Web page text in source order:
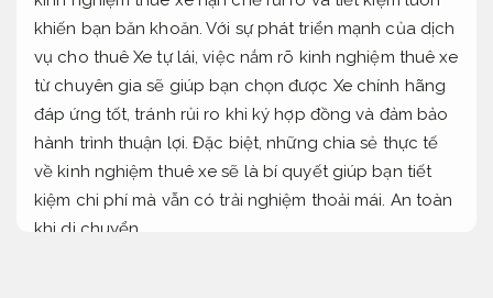
khiến bạn băn khoăn. Với sự phát triển mạnh của dịch
vụ cho thuê Xe tự lái, việc nắm rõ kinh nghiệm thuê xe
từ chuyên gia sẽ giúp bạn chọn được Xe chính hãng
đáp ứng tốt, tránh rủi ro khi ký hợp đồng và đảm bảo
hành trình thuận lợi. Đặc biệt, những chia sẻ thực tế
về kinh nghiệm thuê xe sẽ là bí quyết giúp bạn tiết
kiệm chi phí mà vẫn có trải nghiệm thoải mái. An toàn
khi di chuyển.